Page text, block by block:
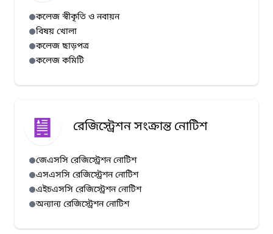
কলেজ স্বীকৃতি ও নবায়ন
বিষয় খোলা
কলেজ ছাড়পত্র
কলেজ কমিটি
রেজিস্ট্রেশন সংক্রান্ত নোটিশ
জেএসসি রেজিস্ট্রেশন নোটিশ
এসএসসি রেজিস্ট্রেশন নোটিশ
এইচএসসি রেজিস্ট্রেশন নোটিশ
অন্যান্য রেজিস্ট্রেশন নোটিশ